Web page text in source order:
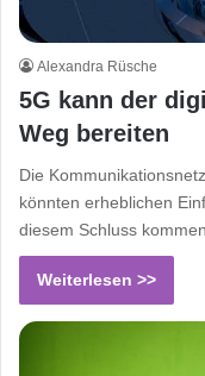
Alexandra Rüsche
5G kann der
Weg bereiten
Die
könnten erheblichen
diesem Schluss
Weiterlesen >>